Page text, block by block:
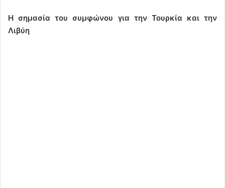
Η σημασία του συμφώνου για την Τουρκία και την
Λιβύη